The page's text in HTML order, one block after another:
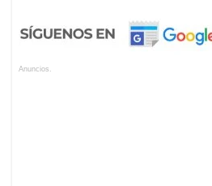
Anuncios.